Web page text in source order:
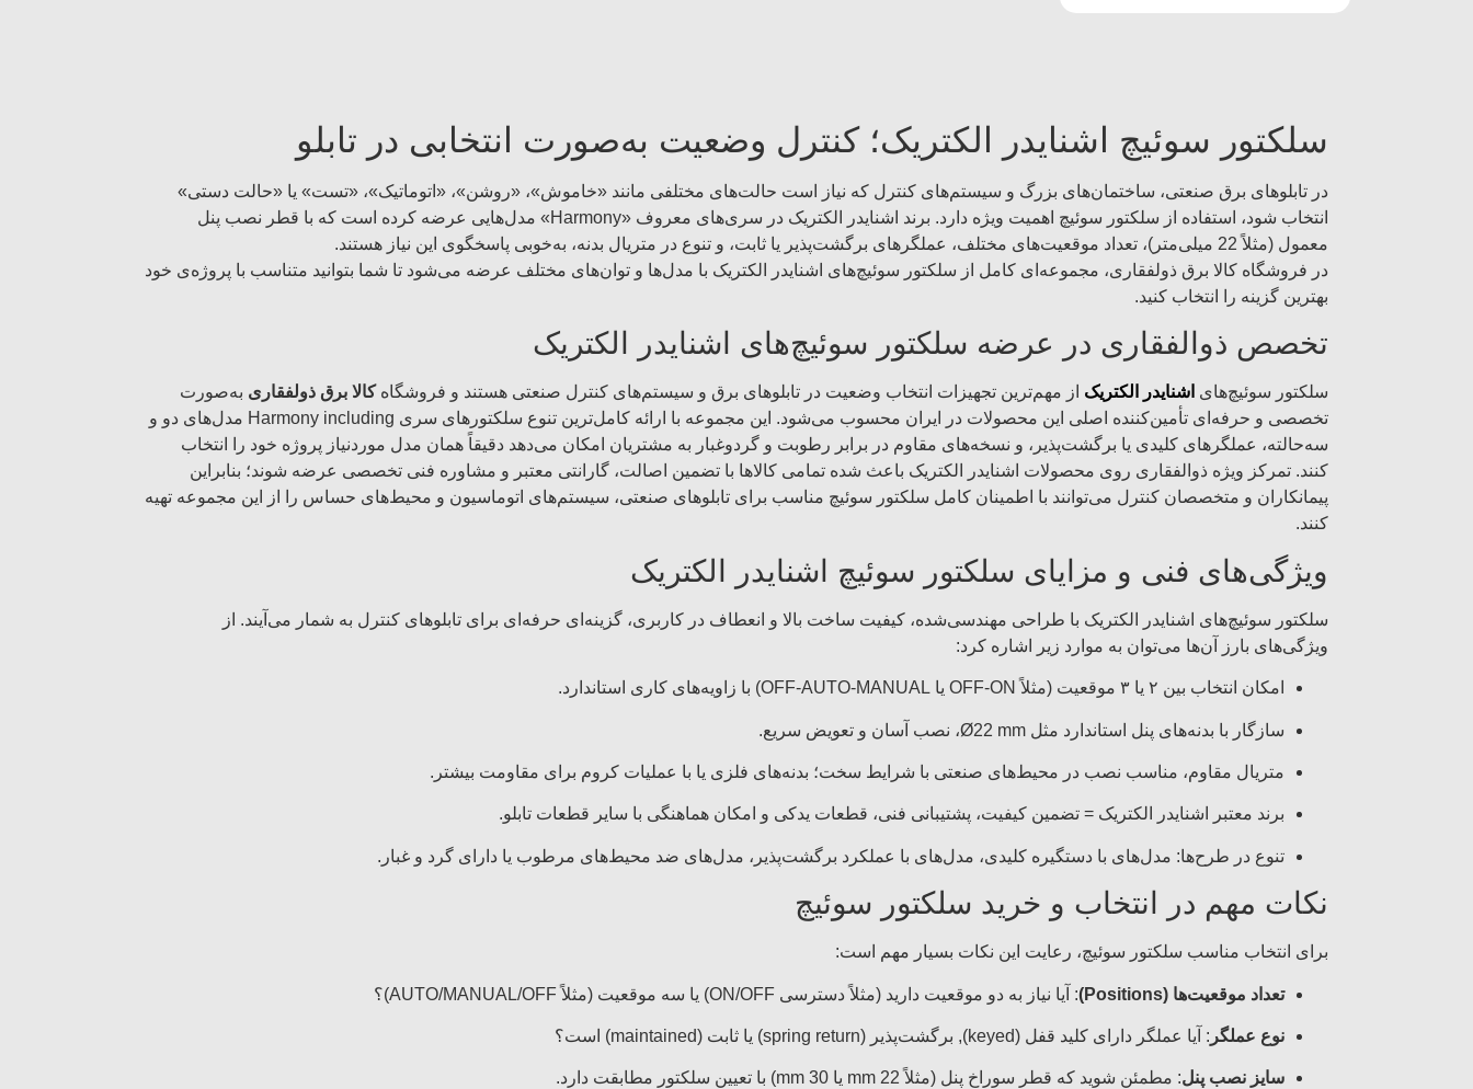
سلکتور سوئیچ اشنایدر الکتریک؛ کنترل وضعیت به‌صورت انتخابی در تابلو
در تابلوهای برق صنعتی، ساختمان‌های بزرگ و سیستم‌های کنترل که نیاز است حالت‌های مختلفی مانند «خاموش»، «روشن»، «اتوماتیک»، «تست» یا «حالت دستی»
انتخاب شود، استفاده از سلکتور سوئیچ اهمیت ویژه دارد. برند اشنایدر الکتریک در سری‌های معروف «Harmony» مدل‌هایی عرضه کرده است که با قطر نصب پنل
معمول (مثلاً 22 میلی‌متر)، تعداد موقعیت‌های مختلف، عملگرهای برگشت‌پذیر یا ثابت، و تنوع در متریال بدنه، به‌خوبی پاسخگوی این نیاز هستند.
در فروشگاه کالا برق ذولفقاری، مجموعه‌ای کامل از سلکتور سوئیچ‌های اشنایدر الکتریک با مدل‌ها و توان‌های مختلف عرضه می‌شود تا شما بتوانید متناسب با پروژه‌ی خود
بهترین گزینه را انتخاب کنید.
تخصص ذوالفقاری در عرضه سلکتور سوئیچ‌های اشنایدر الکتریک
سلکتور سوئیچ‌های اشنایدر الکتریک از مهم‌ترین تجهیزات انتخاب وضعیت در تابلوهای برق و سیستم‌های کنترل صنعتی هستند و فروشگاهکالا برق ذولفقاری به‌صورت
تخصصی و حرفه‌ای تأمین‌کننده اصلی این محصولات در ایران محسوب می‌شود. این مجموعه با ارائه کامل‌ترین تنوع سلکتورهای سری Harmony including مدل‌های دو و
سه‌حالته، عملگرهای کلیدی یا برگشت‌پذیر، و نسخه‌های مقاوم در برابر رطوبت و گردوغبار به مشتریان امکان می‌دهد دقیقاً همان مدل موردنیاز پروژه خود را انتخاب
کنند. تمرکز ویژه ذوالفقاری روی محصولات اشنایدر الکتریک باعث شده تمامی کالاها با تضمین اصالت، گارانتی معتبر و مشاوره فنی تخصصی عرضه شوند؛ بنابراین
پیمانکاران و متخصصان کنترل می‌توانند با اطمینان کامل سلکتور سوئیچ مناسب برای تابلوهای صنعتی، سیستم‌های اتوماسیون و محیط‌های حساس را از این مجموعه تهیه
کنند.
ویژگی‌های فنی و مزایای سلکتور سوئیچ اشنایدر الکتریک
سلکتور سوئیچ‌های اشنایدر الکتریک با طراحی مهندسی‌شده، کیفیت ساخت بالا و انعطاف در کاربری، گزینه‌ای حرفه‌ای برای تابلوهای کنترل به شمار می‌آیند. از
ویژگی‌های بارز آن‌ها می‌توان به موارد زیر اشاره کرد:
امکان انتخاب بین ۲ یا ۳ موقعیت (مثلاً OFF-ON یا OFF-AUTO-MANUAL) با زاویه‌های کاری استاندارد.
سازگار با بدنه‌های پنل استاندارد مثل Ø22 mm، نصب آسان و تعویض سریع.
متریال مقاوم، مناسب نصب در محیط‌های صنعتی با شرایط سخت؛ بدنه‌های فلزی یا با عملیات کروم برای مقاومت بیشتر.
برند معتبر اشنایدر الکتریک = تضمین کیفیت، پشتیبانی فنی، قطعات یدکی و امکان هماهنگی با سایر قطعات تابلو.
تنوع در طرح‌ها: مدل‌های با دستگیره کلیدی، مدل‌های با عملکرد برگشت‌پذیر، مدل‌های ضد محیط‌های مرطوب یا دارای گرد و غبار.
نکات مهم در انتخاب و خرید سلکتور سوئیچ
برای انتخاب مناسب سلکتور سوئیچ، رعایت این نکات بسیار مهم است:
تعداد موقعیت‌ها (Positions) : آیا نیاز به دو موقعیت دارید (مثلاً دسترسی ON/OFF) یا سه موقعیت (مثلاً AUTO/MANUAL/OFF)؟
نوع عملگر : آیا عملگر دارای کلید قفل (keyed), برگشت‌پذیر (spring return) یا ثابت (maintained) است؟
سایز نصب پنل: مطمئن شوید که قطر سوراخ پنل (مثلاً 22 mm یا 30 mm) با تعیین سلکتور مطابقت دارد.